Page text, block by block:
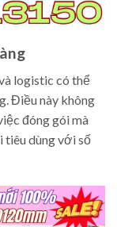
logistic có thể
Điều này không
đóng gói mà
tiêu dùng với số